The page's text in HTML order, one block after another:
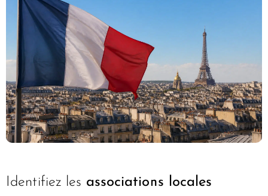
Identifiez les associations locales